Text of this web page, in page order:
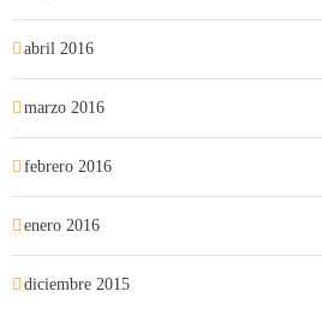
abril 2016
marzo 2016
febrero 2016
enero 2016
diciembre 2015